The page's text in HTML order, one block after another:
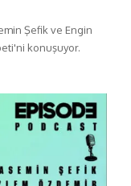
Şefik ve Engin
konuşuyor.